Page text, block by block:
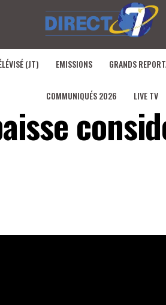
(JT) EMISSIONS GRANDS
COMMUNIQUÉS 2026 LIVE TV